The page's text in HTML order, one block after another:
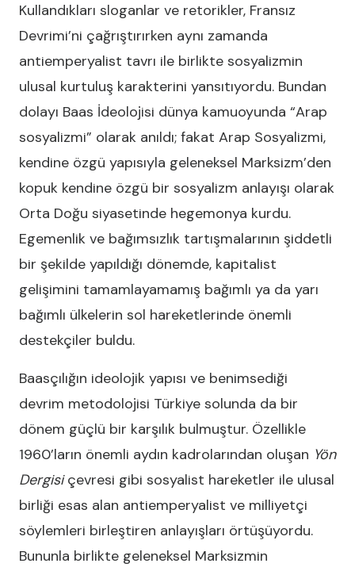
Kullandıkları sloganlar ve retorikler, Fransız
Devrimi’ni çağrıştırırken aynı zamanda
antiemperyalist tavrı ile birlikte sosyalizmin
ulusal kurtuluş karakterini yansıtıyordu. Bundan
dolayı Baas İdeolojisi dünya kamuoyunda “Arap
sosyalizmi” olarak anıldı; fakat Arap Sosyalizmi,
kendine özgü yapısıyla geleneksel Marksizm’den
kopuk kendine özgü bir sosyalizm anlayışı olarak
Orta Doğu siyasetinde hegemonya kurdu.
Egemenlik ve bağımsızlık tartışmalarının şiddetli
bir şekilde yapıldığı dönemde, kapitalist
gelişimini tamamlayamamış bağımlı ya da yarı
bağımlı ülkelerin sol hareketlerinde önemli
destekçiler buldu.
Baasçılığın ideolojik yapısı ve benimsediği
devrim metodolojisi Türkiye solunda da bir
dönem güçlü bir karşılık bulmuştur. Özellikle
1960’ların önemli aydın kadrolarından oluşan Yön
Dergisiçevresi gibi sosyalist hareketler ile ulusal
birliği esas alan antiemperyalist ve milliyetçi
söylemleri birleştiren anlayışları örtüşüyordu.
Bununla birlikte geleneksel Marksizmin